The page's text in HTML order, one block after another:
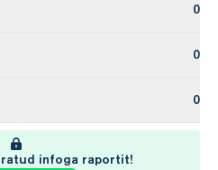
0
0
0
infoga raportit!